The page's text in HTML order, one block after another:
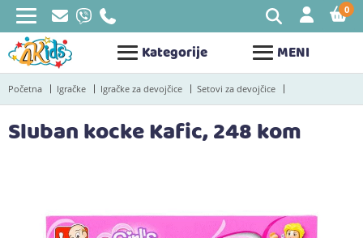
Kategorije MENI
0
Početna Igračke Igračke za devojčice Setovi za devojčice
Sluban kocke Kafic, 248 kom